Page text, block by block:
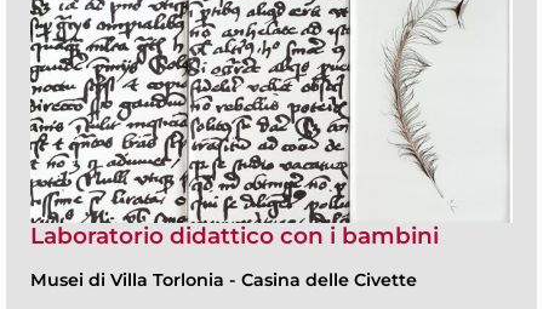
Laboratorio didattico con i bambini
Musei di Villa Torlonia - Casina delle Civette